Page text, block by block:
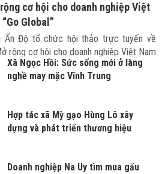
cát Hòa Lộc
chôm nhãn
cơ hội cho doanh nghiệp Việt
Global”
Ấn Độ tổ chức hội thảo trực tuyến về
rộng cơ hội cho doanh nghiệp Việt Nam
Xã Ngọc Hồi: Sức sống mới ở làng
nghề may mặc Vĩnh Trung
Hợp tác xã Mỳ gạo Hùng Lô xây
dựng và phát triển thương hiệu
Doanh nghiệp Na Uy tìm mua gấu